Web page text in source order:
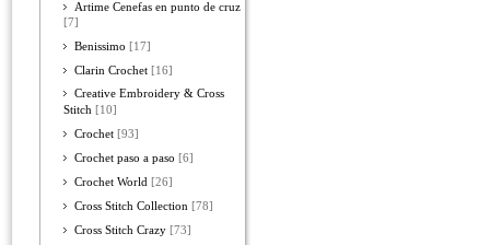
Artime Cenefas en punto de cruz
[7]
Benissimo [17]
Clarin Crochet [16]
Creative Embroidery & Cross
Stitch [10]
Crochet [93]
Crochet paso a paso [6]
Crochet World [26]
Cross Stitch Collection [78]
Cross Stitch Crazy [73]